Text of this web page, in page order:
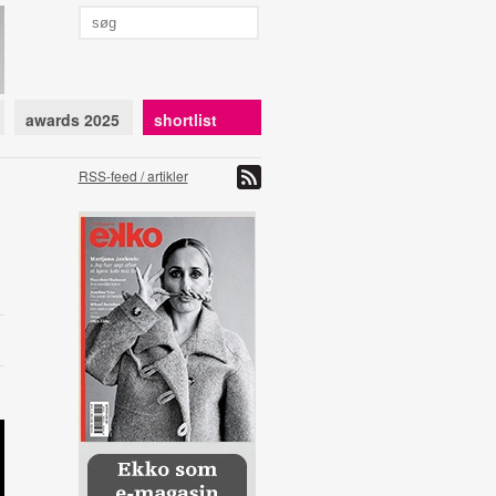
awards 2025 shortlist
RSS-feed / artikler